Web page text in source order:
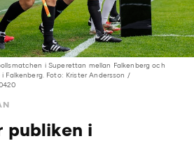
i Superettan mellan Falkenberg och
Falkenberg. Foto: Krister Andersson /
publiken i